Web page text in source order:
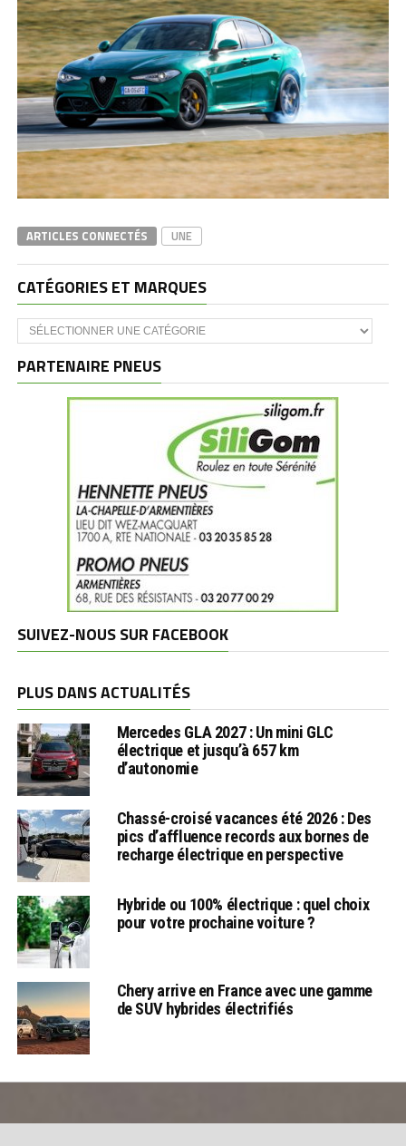
ARTICLES CONNECTÉS UNE
CATÉGORIES ET MARQUES
Catégories
et
PARTENAIRE PNEUS
SUIVEZ-NOUS SUR FACEBOOK
PLUS DANS ACTUALITÉS
Mercedes GLA 2027 : Un mini GLC
électrique et jusqu’à 657 km
d’autonomie
Chassé-croisé vacances été 2026 : Des
pics d’affluence records aux bornes de
recharge électrique en perspective
Hybride ou 100% électrique : quel choix
pour votre prochaine voiture ?
Chery arrive en France avec une gamme
de SUV hybrides électrifiés